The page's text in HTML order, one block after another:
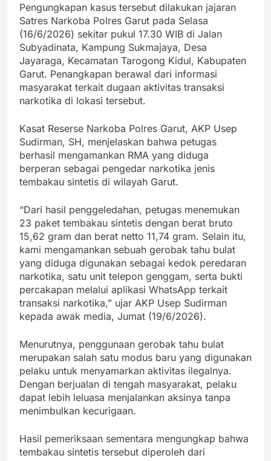
Pengungkapan kasus tersebut dilakukan jajaran
Satres Narkoba Polres Garut pada Selasa
(16/6/2026) sekitar pukul 17.30 WIB di Jalan
Subyadinata, Kampung Sukmajaya, Desa
Jayaraga, Kecamatan Tarogong Kidul, Kabupaten
Garut. Penangkapan berawal dari informasi
masyarakat terkait dugaan aktivitas transaksi
narkotika di lokasi tersebut.
Kasat Reserse Narkoba Polres Garut, AKP Usep
Sudirman, SH, menjelaskan bahwa petugas
berhasil mengamankan RMA yang diduga
berperan sebagai pengedar narkotika jenis
tembakau sintetis di wilayah Garut.
“Dari hasil penggeledahan, petugas menemukan
23 paket tembakau sintetis dengan berat bruto
15,62 gram dan berat netto 11,74 gram. Selain itu,
kami mengamankan sebuah gerobak tahu bulat
yang diduga digunakan sebagai kedok peredaran
narkotika, satu unit telepon genggam, serta bukti
percakapan melalui aplikasi WhatsApp terkait
transaksi narkotika,” ujar AKP Usep Sudirman
kepada awak media, Jumat (19/6/2026).
Menurutnya, penggunaan gerobak tahu bulat
merupakan salah satu modus baru yang digunakan
pelaku untuk menyamarkan aktivitas ilegalnya.
Dengan berjualan di tengah masyarakat, pelaku
dapat lebih leluasa menjalankan aksinya tanpa
menimbulkan kecurigaan.
Hasil pemeriksaan sementara mengungkap bahwa
tembakau sintetis tersebut diperoleh dari